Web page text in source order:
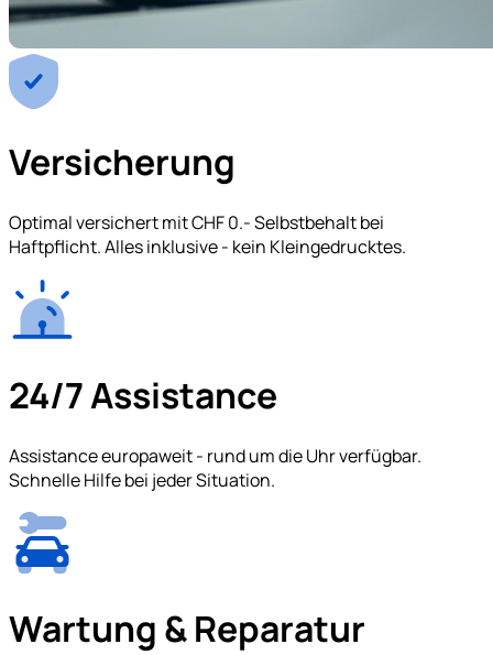
Versicherung
Optimal versichert mit CHF 0.- Selbstbehalt bei
Haftpflicht. Alles inklusive - kein Kleingedrucktes.
24/7 Assistance
Assistance europaweit - rund um die Uhr verfügbar.
Schnelle Hilfe bei jeder Situation.
Wartung & Reparatur